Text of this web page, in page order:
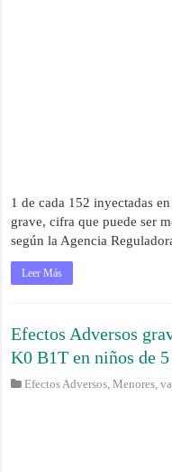
1 de cada 152 inyectadas
grave, cifra que puede ser
según la Agencia
Leer Más
Efectos Adversos
K0 B1T en niños de 5
Efectos Adversos,Menores,